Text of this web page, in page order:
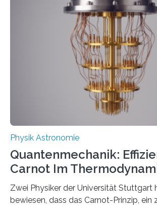
werden schnell weiterentwickelt. Dies
der Forschung der Quantentheorie, die
Jahre alt geworden ist, weshalb die
Internationalen Jahr der
technologie ausgerufen hat. Doch nun
internationale Forschungsgruppe um
Physik Astronomie
Quantenmechanik:
Carnot Im
Zwei Physiker der Universität Stuttgart
bewiesen, dass das Carnot-Prinzip, ein